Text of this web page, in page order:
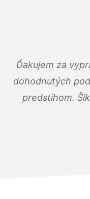
Ďakujem za
dohodnutých
predstihom.